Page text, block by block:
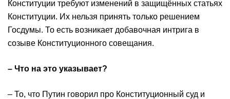
Конституции требуют изменений в защищённых статьях
Конституции. Их нельзя принять только решением
Госдумы. То есть возникает добавочная интрига в
созыве Конституционного совещания.
– Что на это указывает?
– То, что Путин говорил про Конституционный суд и